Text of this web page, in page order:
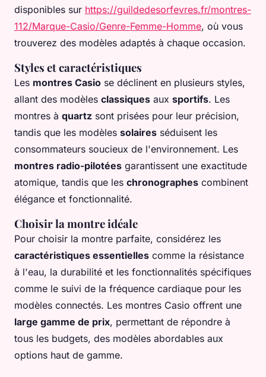
disponibles sur https://guildedesorfevres.fr/montres-
112/Marque-Casio/Genre-Femme-Homme, où vous
trouverez des modèles adaptés à chaque occasion.
Styles et caractéristiques
Les montres Casio se déclinent en plusieurs styles,
allant des modèles classiques aux sportifs. Les
montres à quartz sont prisées pour leur précision,
tandis que les modèles solaires séduisent les
consommateurs soucieux de l'environnement. Les
montres radio-pilotées garantissent une exactitude
atomique, tandis que les chronographes combinent
élégance et fonctionnalité.
Choisir la montre idéale
Pour choisir la montre parfaite, considérez les
caractéristiques essentielles comme la résistance
à l'eau, la durabilité et les fonctionnalités spécifiques
comme le suivi de la fréquence cardiaque pour les
modèles connectés. Les montres Casio offrent une
large gamme de prix, permettant de répondre à
tous les budgets, des modèles abordables aux
options haut de gamme.